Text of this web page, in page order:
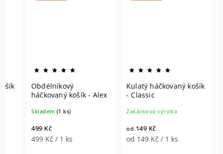
Obdélníkový
háčkovaný košík - Alex
Skladem (1 ks)
499 Kč
499 Kč / 1 ks
Kulatý háčkovaný košík
- Classic
Zakázková výroba
149 Kč
od 149 Kč / 1 ks
Set